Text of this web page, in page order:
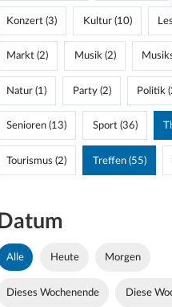
Konzert (3) Kultur (10)
Markt (2) Musik (2)
Natur (1) Party (2) Politik
Senioren (13) Sport (36)
Tourismus (2) Treffen (55)
Datum
Alle Heute Morgen
Dieses Wochenende Diese